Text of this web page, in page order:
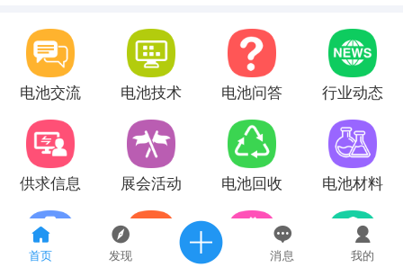
首页 发现 消息 我的
电池交流 电池技术 电池问答 行业动态
供求信息 展会活动 电池回收 电池材料